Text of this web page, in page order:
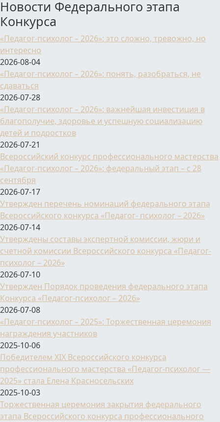
Новости Федерального этапа
Конкурса
«Педагог-психолог – 2026»: это сложно, тревожно, но
интересно
2026-08-04
«Педагог-психолог – 2026»: понять, разобраться, не
сдаваться
2026-07-28
«Педагог-психолог – 2026»: важнейшая инвестиция в
благополучие, здоровье и успешную социализацию
детей и подростков
2026-07-21
Всероссийский конкурс профессионального мастерства
«Педагог-психолог – 2026»: федеральный этап – с 28
сентября
2026-07-17
Утвержден перечень номинаций федерального этапа
Всероссийского конкурса «Педагог- психолог – 2026»
2026-07-14
Утверждены составы экспертной комиссии, жюри и
счетной комиссии Всероссийского конкурса «Педагог-
психолог – 2026»
2026-07-10
Утвержден Порядок проведения федерального этапа
Конкурса «Педагог-психолог – 2026»
2026-07-08
«Педагог-психолог – 2025»: Торжественная церемония
награждения участников
2025-10-06
Победителем XIX Всероссийского конкурса
профессионального мастерства «Педагог-психолог —
2025» стала Елена Красносельских
2025-10-03
Торжественная церемония закрытия федерального
этапа Всероссийского конкурса профессионального